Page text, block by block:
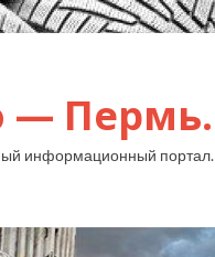
— Пермь.
информационный портал.